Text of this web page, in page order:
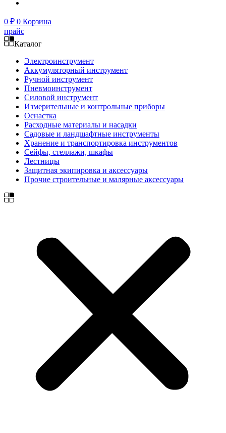
0 ₽ 0 Корзина
прайс
Каталог
Электроинструмент
Аккумуляторный инструмент
Ручной инструмент
Пневмоинструмент
Силовой инструмент
Измерительные и контрольные приборы
Оснастка
Расходные материалы и насадки
Садовые и ландшафтные инструменты
Хранение и транспортировка инструментов
Сейфы, стеллажи, шкафы
Лестницы
Защитная экипировка и аксессуары
Прочие строительные и малярные аксессуары